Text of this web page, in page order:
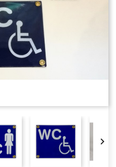
